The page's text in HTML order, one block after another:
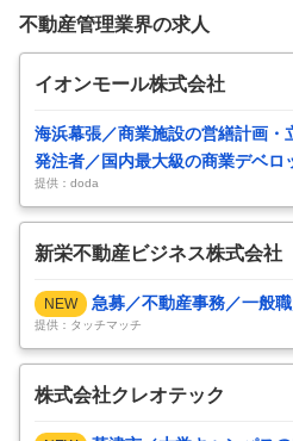
不動産管理業界の求人
イオンモール株式会社
海浜幕張／商業施設の営繕計画・
発注者／国内最大級の商業デベロ
提供：doda
新栄不動産ビジネス株式会社
NEW 急募／不動産事務／一般
提供：タッチマッチ
株式会社クレオテック